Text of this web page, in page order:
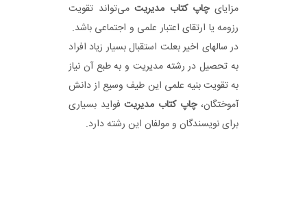
مزایایچاپ کتاب مدیریت می‌تواند تقویت
رزومه یا ارتقای اعتبار علمی و اجتماعی باشد.
در سالهای اخیر بعلت استقبال بسیار زیاد افراد
به تحصیل در رشته مدیریت و به طبع آن نیاز
به تقویت بنیه علمی این طیف وسیع از دانش
آموختگان، چاپ کتاب مدیریت فواید بسیاری
برای نویسندگان و مولفان این رشته دارد.